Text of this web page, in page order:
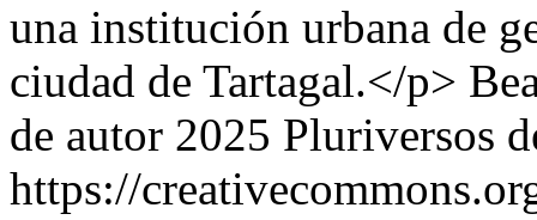
una institución urbana de
ciudad de Tartagal.</p>
de autor 2025 Pluriversos
https://